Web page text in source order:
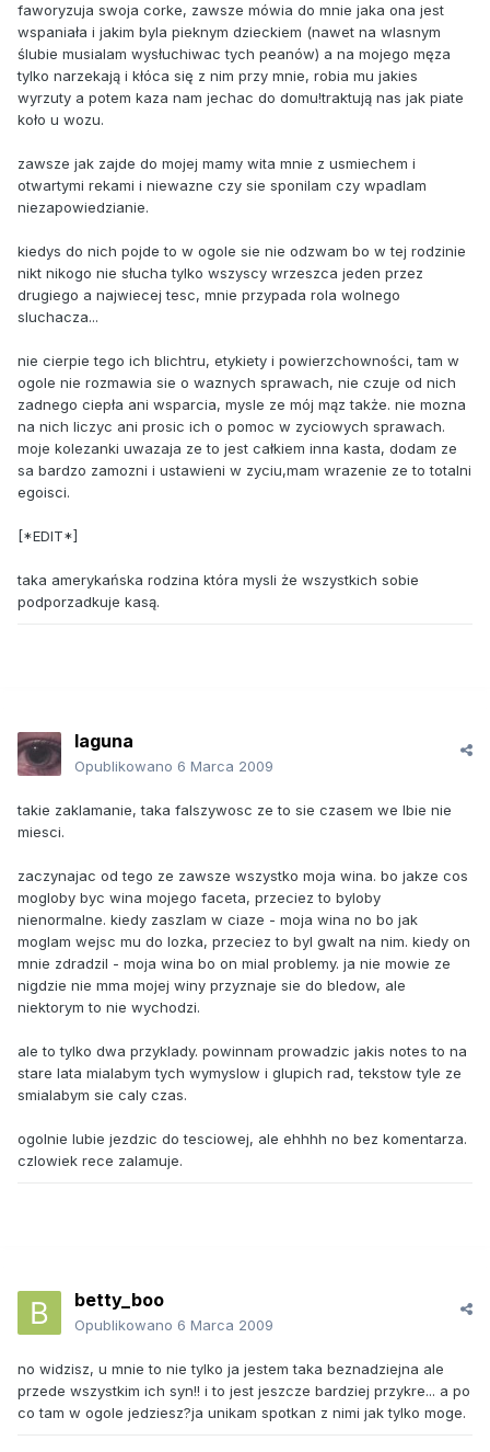
faworyzuja swoja corke, zawsze mówia do mnie jaka ona jest
wspaniała i jakim byla pieknym dzieckiem (nawet na wlasnym
ślubie musialam wysłuchiwac tych peanów) a na mojego męza
tylko narzekają i kłóca się z nim przy mnie, robia mu jakies
wyrzuty a potem kaza nam jechac do domu!traktują nas jak piate
koło u wozu.
zawsze jak zajde do mojej mamy wita mnie z usmiechem i
otwartymi rekami i niewazne czy sie sponilam czy wpadlam
niezapowiedzianie.
kiedys do nich pojde to w ogole sie nie odzwam bo w tej rodzinie
nikt nikogo nie słucha tylko wszyscy wrzeszca jeden przez
drugiego a najwiecej tesc, mnie przypada rola wolnego
sluchacza...
nie cierpie tego ich blichtru, etykiety i powierzchowności, tam w
ogole nie rozmawia sie o waznych sprawach, nie czuje od nich
zadnego ciepła ani wsparcia, mysle ze mój mąz także. nie mozna
na nich liczyc ani prosic ich o pomoc w zyciowych sprawach.
moje kolezanki uwazaja ze to jest całkiem inna kasta, dodam ze
sa bardzo zamozni i ustawieni w zyciu,mam wrazenie ze to totalni
egoisci.
[*EDIT*]
taka amerykańska rodzina która mysli że wszystkich sobie
podporzadkuje kasą.
laguna
Opublikowano 6 Marca 2009
takie zaklamanie, taka falszywosc ze to sie czasem we lbie nie
miesci.
zaczynajac od tego ze zawsze wszystko moja wina. bo jakze cos
mogloby byc wina mojego faceta, przeciez to byloby
nienormalne. kiedy zaszlam w ciaze - moja wina no bo jak
moglam wejsc mu do lozka, przeciez to byl gwalt na nim. kiedy on
mnie zdradzil - moja wina bo on mial problemy. ja nie mowie ze
nigdzie nie mma mojej winy przyznaje sie do bledow, ale
niektorym to nie wychodzi.
ale to tylko dwa przyklady. powinnam prowadzic jakis notes to na
stare lata mialabym tych wymyslow i glupich rad, tekstow tyle ze
smialabym sie caly czas.
ogolnie lubie jezdzic do tesciowej, ale ehhhh no bez komentarza.
czlowiek rece zalamuje.
betty_boo
Opublikowano 6 Marca 2009
no widzisz, u mnie to nie tylko ja jestem taka beznadziejna ale
przede wszystkim ich syn!! i to jest jeszcze bardziej przykre... a po
co tam w ogole jedziesz?ja unikam spotkan z nimi jak tylko moge.